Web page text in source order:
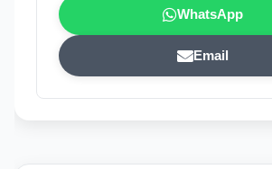
WhatsApp
Email